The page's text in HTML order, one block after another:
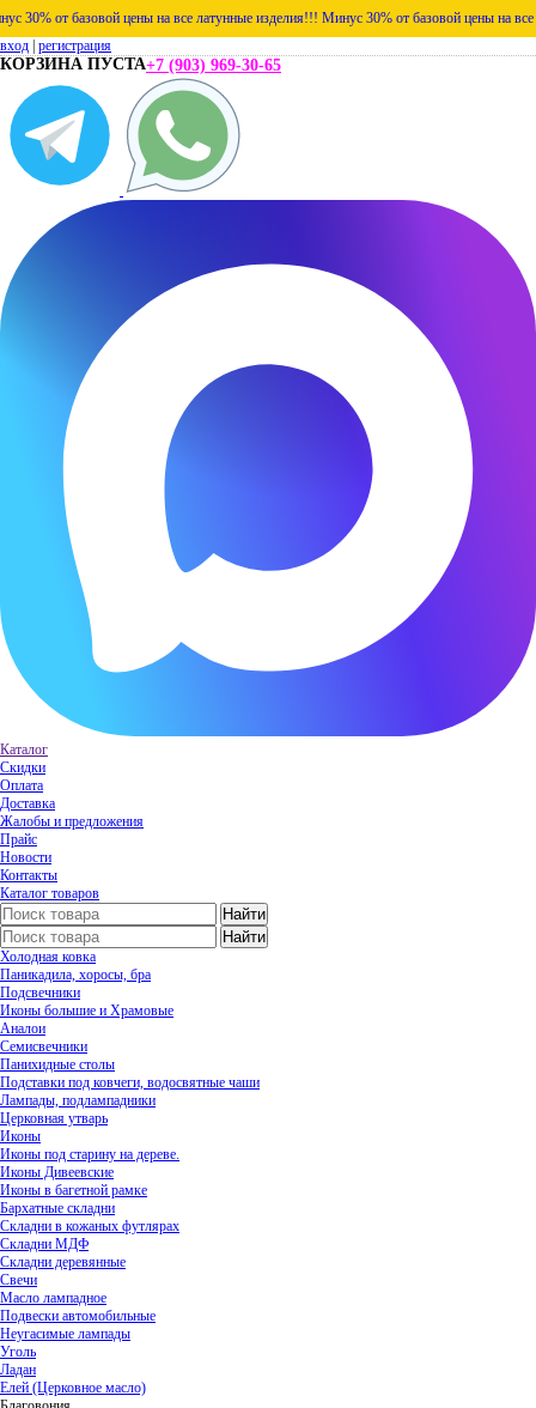
от базовой цены на все латунные изделия!!! Минус 30% от базовой цены на все
вход регистрация
КОРЗИНА ПУСТА+7 (903) 969-30-65
Каталог
Скидки
Оплата
Доставка
Жалобы и предложения
Прайс
Новости
Контакты
Каталог товаров
Холодная ковка
Паникадила, хоросы, бра
Подсвечники
Иконы большие и Храмовые
Аналои
Семисвечники
Панихидные столы
Подставки под ковчеги, водосвятные чаши
Лампады, подлампадники
Церковная утварь
Иконы
Иконы под старину на дереве.
Иконы Дивеевские
Иконы в багетной рамке
Бархатные складни
Складни в кожаных футлярах
Складни МДФ
Складни деревянные
Свечи
Масло лампадное
Подвески автомобильные
Неугасимые лампады
Уголь
Ладан
Елей (Церковное масло)